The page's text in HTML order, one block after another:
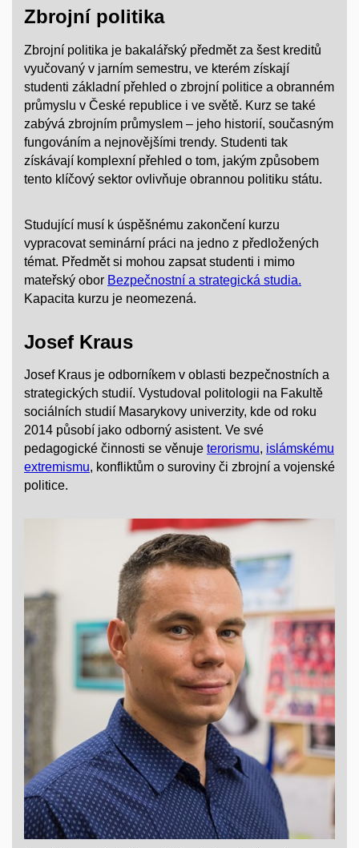
Zbrojnípolitika
Zbrojní politika je bakalářský předmět za šest kreditů
vyučovaný v jarním semestru, ve kterém získají
studenti základní přehled o zbrojní politice a obranném
průmyslu v České republice i ve světě. Kurz se také
zabývá zbrojním průmyslem – jeho historií, současným
fungováním a nejnovějšími trendy. Studenti tak
získávají komplexní přehled o tom, jakým způsobem
tento klíčový sektor ovlivňuje obrannou politiku státu.
Studující musí k úspěšnému zakončení kurzu
vypracovat seminární práci na jedno z předložených
témat. Předmět si mohou zapsat studenti i mimo
mateřský obor Bezpečnostní a strategická studia.
Kapacita kurzu je neomezená.
Josef Kraus
Josef Kraus je odborníkem v oblasti bezpečnostních a
strategických studií. Vystudoval politologii na Fakultě
sociálních studií Masarykovy univerzity, kde od roku
2014 působí jako odborný asistent. Ve své
pedagogické činnosti se věnuje terorismu, islámskému
extremismu, konfliktům o suroviny či zbrojní a vojenské
politice.